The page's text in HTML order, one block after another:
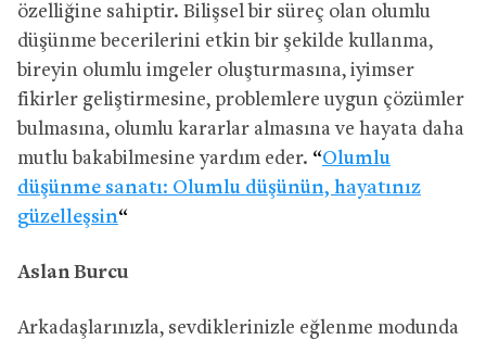
özelliğine sahiptir. Bilişsel bir süreç olan olumlu
düşünme becerilerini etkin bir şekilde kullanma,
bireyin olumlu imgeler oluşturmasına, iyimser
fikirler geliştirmesine, problemlere uygun çözümler
bulmasına, olumlu kararlar almasına ve hayata daha
mutlu bakabilmesine yardım eder. “Olumlu
düşünme sanatı: Olumlu düşünün, hayatınız
güzelleşsin“
Aslan Burcu
Arkadaşlarınızla, sevdiklerinizle eğlenme modunda